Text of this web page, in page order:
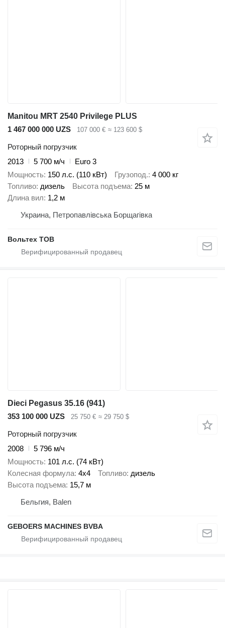
Manitou MRT 2540 Privilege PLUS
1 467 000 000 UZS
107 000 € ≈ 123 600 $
Роторный погрузчик
2013
5 700 м/ч
Euro 3
Мощность 150 л.с. (110 кВт) Грузопод. 4 000 кг
Топливо дизель Высота подъема 25 м
Длина вил 1,2 м
Украина, Петропавлівська Борщагівка
Вольтех ТОВ
Dieci Pegasus 35.16 (941)
353 100 000 UZS
25 750 € ≈ 29 750 $
Роторный погрузчик
2008
5 796 м/ч
Мощность 101 л.с. (74 кВт)
Колесная формула 4x4 Топливо дизель
Высота подъема 15,7 м
Бельгия, Balen
GEBOERS MACHINES BVBA